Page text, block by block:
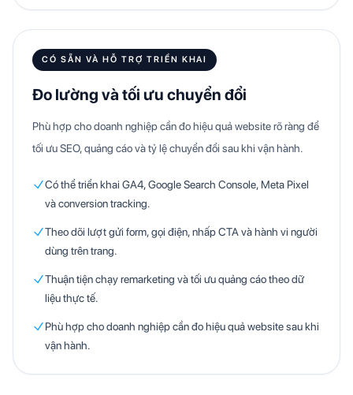
CÓ SẴN VÀ HỖ TRỢ TRIỂN KHAI
Đo lường và tối ưu chuyển đổi
Phù hợp cho doanh nghiệp cần đo hiệu quả website rõ ràng để
tối ưu SEO, quảng cáo và tỷ lệ chuyển đổi sau khi vận hành.
Có thể triển khai GA4, Google Search Console, Meta Pixel
và conversion tracking.
Theo dõi lượt gửi form, gọi điện, nhấp CTA và hành vi người
dùng trên trang.
Thuận tiện chạy remarketing và tối ưu quảng cáo theo dữ
liệu thực tế.
Phù hợp cho doanh nghiệp cần đo hiệu quả website sau khi
vận hành.